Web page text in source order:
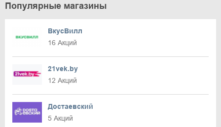
Популярные магазины
ВкусВилл
16 Акций
21vek.by
12 Акций
Достаевский
5 Акций